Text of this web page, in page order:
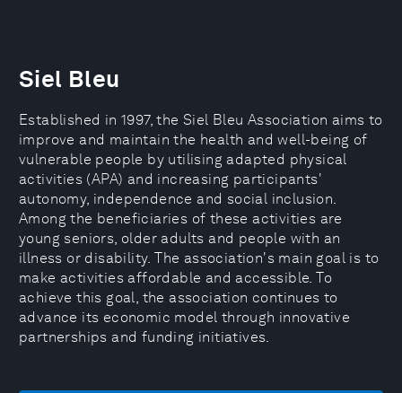
Siel Bleu
Established in 1997, the Siel Bleu Association aims to
improve and maintain the health and well-being of
vulnerable people by utilising adapted physical
activities (APA) and increasing participants'
autonomy, independence and social inclusion.
Among the beneficiaries of these activities are
young seniors, older adults and people with an
illness or disability. The association's main goal is to
make activities affordable and accessible. To
achieve this goal, the association continues to
advance its economic model through innovative
partnerships and funding initiatives.